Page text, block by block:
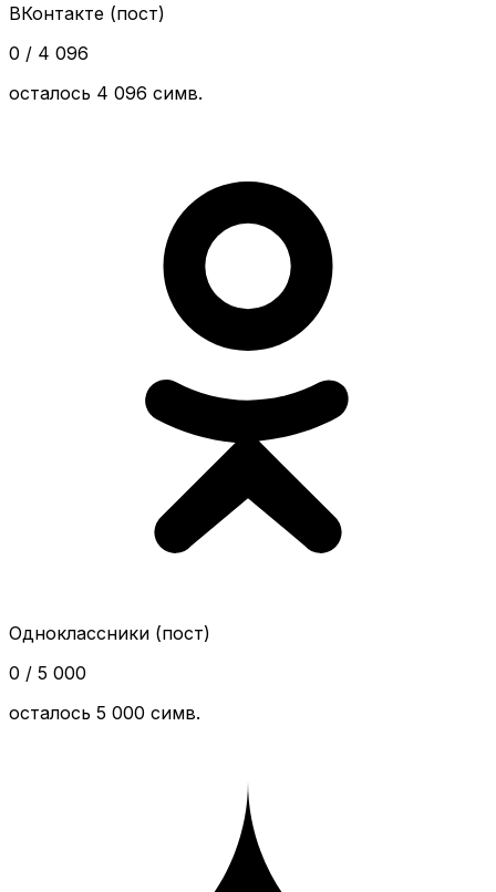
ВКонтакте (пост)
0 / 4 096
осталось 4 096 симв.
Одноклассники (пост)
0 / 5 000
осталось 5 000 симв.